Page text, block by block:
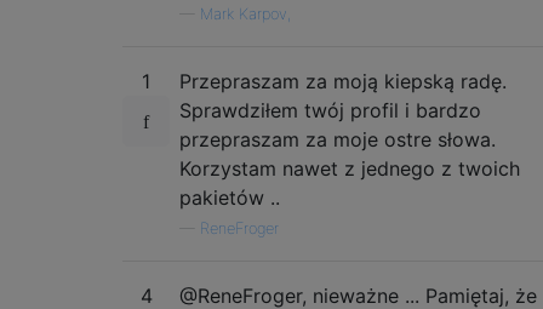
Mark Karpov,
1
Przepraszam za moją kiepską radę.
Sprawdziłem twój profil i bardzo
przepraszam za moje ostre słowa.
Korzystam nawet z jednego z twoich
pakietów ..
ReneFroger
4
@ReneFroger, nieważne ... Pamiętaj, że